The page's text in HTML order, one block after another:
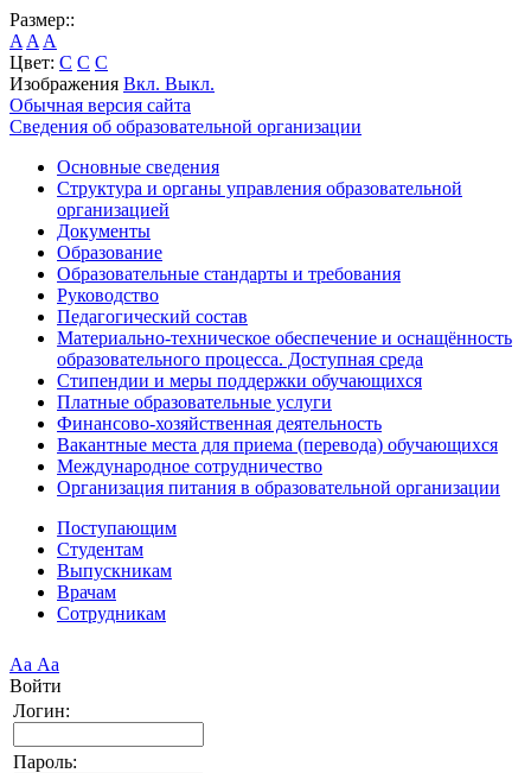
Размер::
A A A
Цвет: C C C
Изображения Вкл. Выкл.
Обычная версия сайта
Сведения об образовательной организации
Основные сведения
Структура и органы управления образовательной
организацией
Документы
Образование
Образовательные стандарты и требования
Руководство
Педагогический состав
Материально-техническое обеспечение и оснащённость
образовательного процесса. Доступная среда
Стипендии и меры поддержки обучающихся
Платные образовательные услуги
Финансово-хозяйственная деятельность
Вакантные места для приема (перевода) обучающихся
Международное сотрудничество
Организация питания в образовательной организации
Поступающим
Студентам
Выпускникам
Врачам
Сотрудникам
Аа Аа
Войти
Логин:
Пароль: